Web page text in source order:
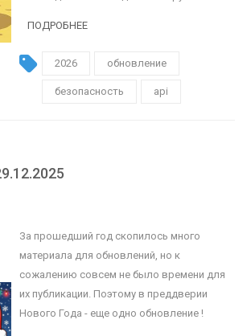
ПОДРОБНЕЕ
2026 обновление
безопасность api
За прошедший год скопилось много
материала для обновлений, но к
сожалению совсем не было времени для
их публикации. Поэтому в преддверии
Нового Года - еще одно обновление !